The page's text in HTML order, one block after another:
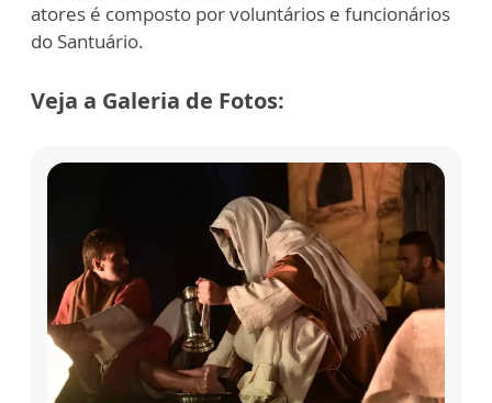
atores é composto por voluntários e funcionários
do Santuário.
Veja a Galeria de Fotos: